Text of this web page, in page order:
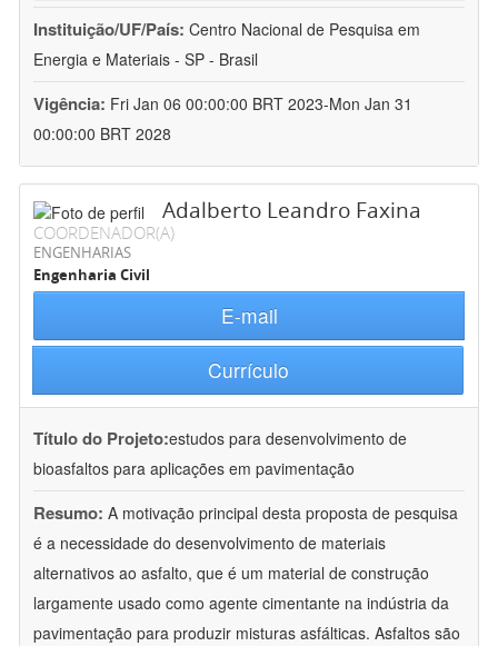
Instituição/UF/País: Centro Nacional de Pesquisa em
Energia e Materiais - SP - Brasil
Vigência: Fri Jan 06 00:00:00 BRT 2023-Mon Jan 31
00:00:00 BRT 2028
Adalberto Leandro Faxina
COORDENADOR(A)
ENGENHARIAS
Engenharia Civil
E-mail
Currículo
Título do Projeto:estudos para desenvolvimento de
bioasfaltos para aplicações em pavimentação
Resumo: A motivação principal desta proposta de pesquisa
é a necessidade do desenvolvimento de materiais
alternativos ao asfalto, que é um material de construção
largamente usado como agente cimentante na indústria da
pavimentação para produzir misturas asfálticas. Asfaltos são